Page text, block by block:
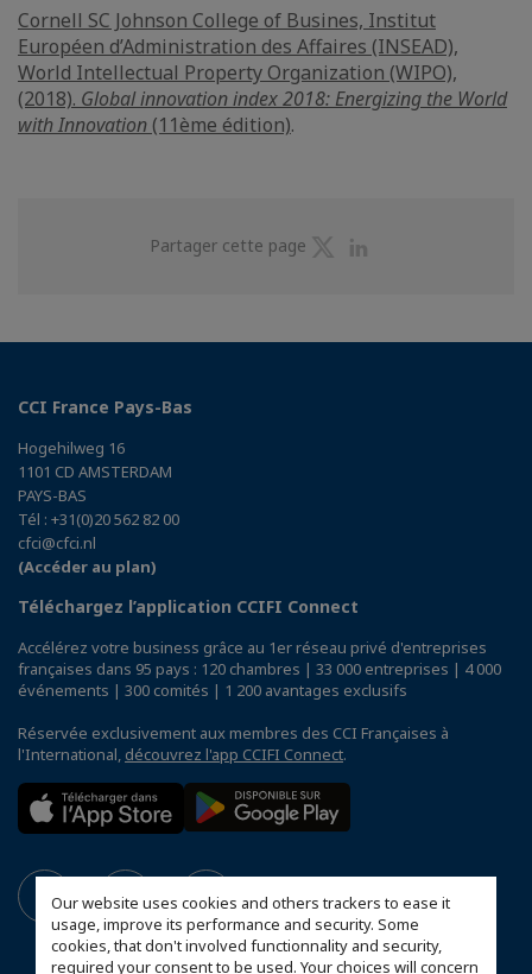
Our website uses cookies and others trackers to ease it
usage, improve its performance and security. Some
cookies, that don't involved functionnality and security,
required your consent to be used. Your choices will concern
Cornell SC Johnson College of Busines, Institut
Européen d’Administration des Affaires (INSEAD),
World Intellectual Property Organization (WIPO),
(2018). Global innovation index 2018: Energizing the World
with Innovation (11ème édition).
Partager cette page
Partager
CCI France Pays-Bas
Hogehilweg 16
1101 CD AMSTERDAM
PAYS-BAS
Tél : +31(0)20 562 82 00
cfci@cfci.nl
(Accéder au plan)
Téléchargez l’application CCIFI Connect
Accélérez votre business grâce au 1er réseau privé d'entreprises
françaises dans 95 pays : 120 chambres | 33 000 entreprises | 4 000
événements | 300 comités | 1 200 avantages exclusifs
Réservée exclusivement aux membres des CCI Françaises à
l'International, découvrez l'app CCIFI Connect.